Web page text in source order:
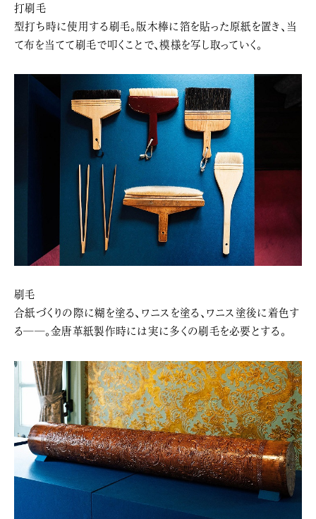
打刷毛
型打ち時に使用する刷毛。版木棒に箔を貼った原紙を置き、当
て布を当てて刷毛で叩くことで、模様を写し取っていく。
刷毛
合紙づくりの際に糊を塗る、ワニスを塗る、ワニス塗後に着色す
る――。金唐革紙製作時には実に多くの刷毛を必要とする。